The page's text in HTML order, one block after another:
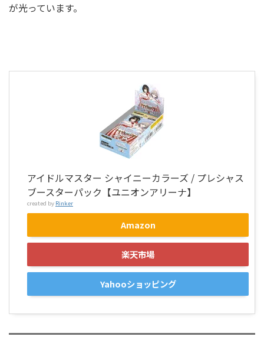
が光っています。
アイドルマスター シャイニーカラーズ / プレシャス
ブースターパック【ユニオンアリーナ】
created by Rinker
Amazon
楽天市場
Yahooショッピング